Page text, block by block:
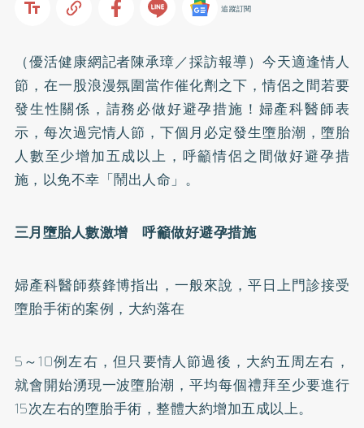
追蹤訂閱
（優活健康網記者陳承璋／採訪報導）今天適逢情人
節，在一股浪漫氛圍當作催化劑之下，情侶之間若要
發生性關係，請務必做好避孕措施！婦產科醫師表
示，每次過完情人節，下個月必定發生墮胎潮，墮胎
人數至少增加五成以上，呼籲情侶之間做好避孕措
施，以免不幸「鬧出人命」。
三月墮胎人數激增 呼籲做好避孕措施
婦產科醫師蔡鋒博指出，一般來說，平日上門診接受
墮胎手術的案例，大約落在
5～10例左右，但只要情人節過後，大約五周左右，
就會開始湧現一波墮胎潮，平均每個禮拜至少要進行
15次左右的墮胎手術，整體大約增加五成以上。